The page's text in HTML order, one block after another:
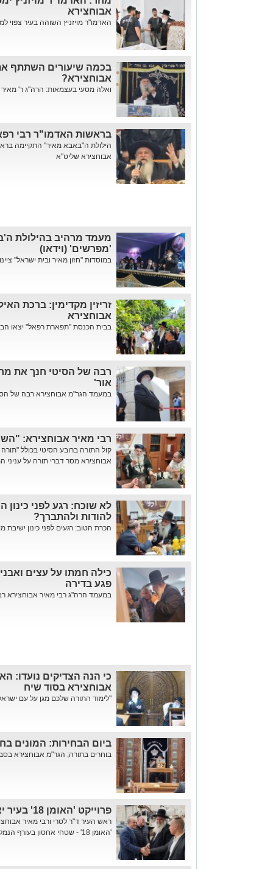
אבוחצירא
האדמו"ר מויזניץ השוהה בעיר צפוי
בכמה שיעורים השתתף
אבוחצירא?
ואלה מסעי בעצמאות: הרה"ג ר' מאיר
בראשות האדמו"ר רבי
הילולת ה"באבא מאיר" התקיימה
אבוחצירא שליט"א
מעמד מרהיב בהילולת
'מפרשים' (וידאו)
במוסדות "חזון מאיר ובית ישראל"
זריזין מקדימין: ברכת
אבוחצירא
בבית הכנסת "תפארת רפאל" יצאו
רבה של הסיטי חנך את
אור'
במעמד הגר"מ אבוחצירא רבה של
רבי מאיר אבוחצירא:
קול התורה ברובע הסיטי בכולל
אבוחצירא מסר דברי תורה על עניני
לא שוכח: רגע לפני
להודות ולהתברך?
הכרת הטוב: רגעים לפני כינון ישיבת
כילה חמתו על עצים
פגע בדירה
במעמד הרה"ג רבי מאיר אבוחצירא
כי הנה הצדיקים נועדו:
אבוחצירא בסוד שיח
"לימוד התורה שלכם מגן על עם
ביום הבחירות: המונים
בוחרים בתורה; הגר"מ אבוחצירא
פרוייקט 'האומן 18' בעיר יצא לדרך
ראש העיר ד"ר לסרי ורבי מאיר
'האומן 18' - שטחי אחסון בעורף הנמל שהוקם בידי החברות אתג"ר נדל...